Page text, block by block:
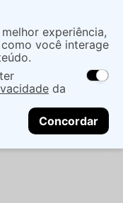
variam de
sei meu CEP
CONTINUAR
Kit Capilar
3 -
experiência,
você interage
da
Concordar